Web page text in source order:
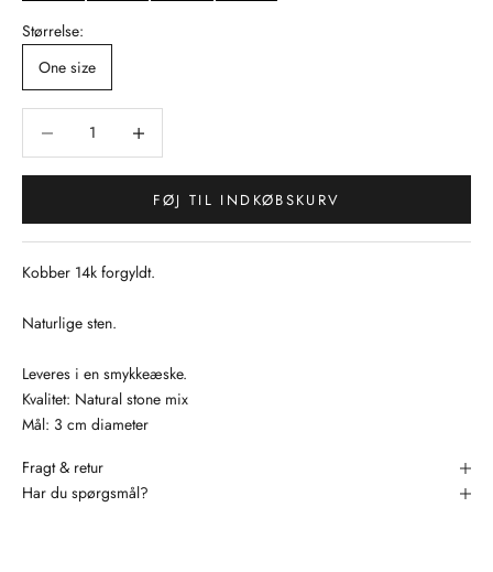
Størrelse:
One size
FØJ TIL INDKØBSKURV
Kobber 14k forgyldt.
Naturlige sten.
Leveres i en smykkeæske.
Kvalitet: Natural stone mix
Mål: 3 cm diameter
Fragt & retur
Har du spørgsmål?